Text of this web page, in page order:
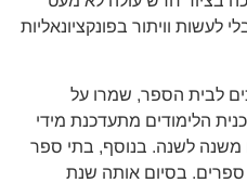
לעשות וויתור בפונקציונאליות
לבית הספר, שמרו על
הלימודים מתעדכנת מידי
משנה לשנה. בנוסף, בתי ספר
בסיום אותה שנת